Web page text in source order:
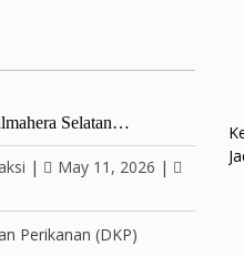
Selatan…
| May 11, 2026 |
Perikanan (DKP)